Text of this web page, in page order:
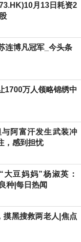
月13日耗资2
连博凡冠军_今头条
1700万人领略锦绣中
阿富汗发生武装冲
，感到担忧
大豆妈妈”杨淑英：
种|每日热闻
摸黑搜救两老人|焦点